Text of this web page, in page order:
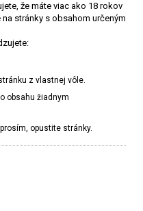
Aktivní 209 dní
Veľkosť C
že máte viac ako 18 rokov
stránky s obsahom určeným
z vlastnej vôle.
obsahu žiadnym
opustite stránky.